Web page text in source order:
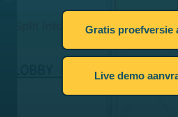
Gratis proefversie
Live demo